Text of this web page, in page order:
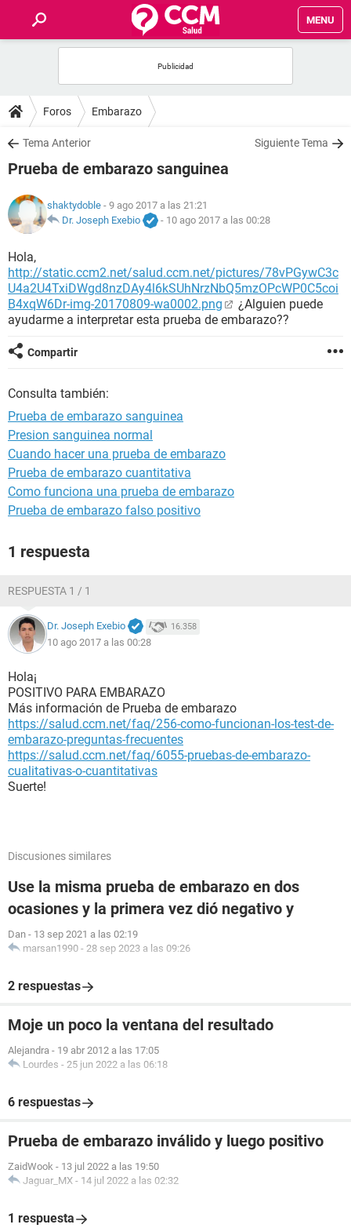
MENU
FOROS
SALUD
NUTRICIÓN
BIENESTAR
SEXUALIDAD
GLOSARIO
Foros Embarazo
Tema Anterior Siguiente Tema
Prueba de embarazo sanguinea
shaktydoble - 9 ago 2017 a las 21:21
Dr. Joseph Exebio
- 10 ago 2017 a las 00:28
Hola,
http://static.ccm2.net/salud.ccm.net/pictures/78vPGywC3c
U4a2U4TxiDWgd8nzDAy4l6kSUhNrzNbQ5mzOPcWP0C5coi
B4xqW6Dr-img-20170809-wa0002.png
¿Alguien puede
ayudarme a interpretar esta prueba de embarazo??
Compartir
Consulta también:
Prueba de embarazo sanguinea
Presion sanguinea normal
Cuando hacer una prueba de embarazo
Prueba de embarazo cuantitativa
Como funciona una prueba de embarazo
Prueba de embarazo falso positivo
1 respuesta
RESPUESTA 1 / 1
Dr. Joseph Exebio 16.358
10 ago 2017 a las 00:28
Hola¡
POSITIVO PARA EMBARAZO
Más información de Prueba de embarazo
https://salud.ccm.net/faq/256-como-funcionan-los-test-de-
embarazo-preguntas-frecuentes
https://salud.ccm.net/faq/6055-pruebas-de-embarazo-
cualitativas-o-cuantitativas
Suerte!
Discusiones similares
Use la misma prueba de embarazo en dos
ocasiones y la primera vez dió negativo y
Dan - 13 sep 2021 a las 02:19
marsan1990 - 28 sep 2023 a las 09:26
2 respuestas
Moje un poco la ventana del resultado
Alejandra - 19 abr 2012 a las 17:05
Lourdes - 25 jun 2022 a las 06:18
6 respuestas
Prueba de embarazo inválido y luego positivo
ZaidWook - 13 jul 2022 a las 19:50
Jaguar_MX - 14 jul 2022 a las 02:32
1 respuesta